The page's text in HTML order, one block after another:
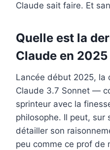
Claude sait faire. Et
Quelle est la
Claude en 2025
Lancée début 2025,
Claude 3.7 Sonnet —
sprinteur avec la
philosophe. Il peut, sur
détailler son
peu comme ce prof de